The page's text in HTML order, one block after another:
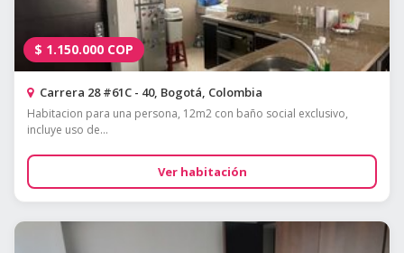
$ 1.150.000 COP
Carrera 28 #61C - 40, Bogotá, Colombia
Habitacion para una persona, 12m2 con baño social exclusivo,
incluye uso de...
Ver habitación